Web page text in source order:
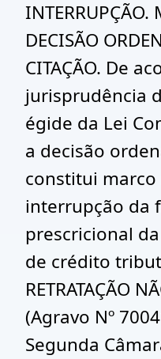
INTERRUPÇÃO.
DECISÃO
CITAÇÃO. De
jurisprudência
égide da Lei
a decisão
constitui
interrupção da
prescricional
de crédito
RETRATAÇÃO
(Agravo Nº
Segunda